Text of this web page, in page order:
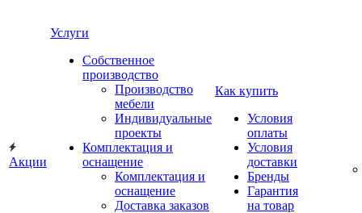
Акции
Услуги
Собственное
производство
Производство
мебели
Индивидуальные
проекты
Комплектация и
оснащение
Комплектация и
оснащение
Доставка заказов
Как купить
Условия
оплаты
Условия
доставки
Бренды
Гарантия
на товар